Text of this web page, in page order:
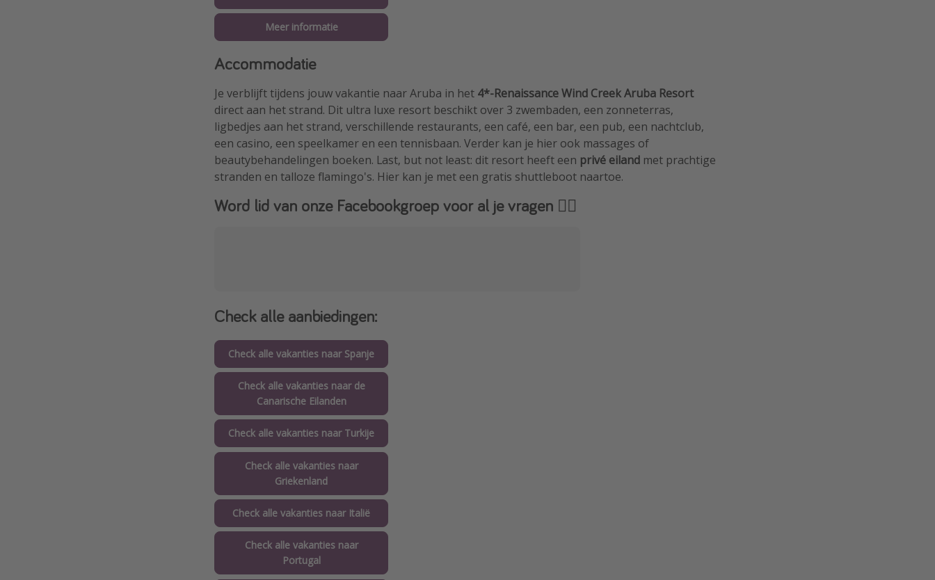
Meer informatie
Accommodatie
Je verblijft tijdens jouw vakantie naar Aruba in het 4*-Renaissance Wind Creek Aruba Resort
direct aan het strand. Dit ultra luxe resort beschikt over 3 zwembaden, een zonneterras,
ligbedjes aan het strand, verschillende restaurants, een café, een bar, een pub, een nachtclub,
een casino, een speelkamer en een tennisbaan. Verder kan je hier ook massages of
beautybehandelingen boeken. Last, but not least: dit resort heeft een privé eiland met prachtige
stranden en talloze flamingo's. Hier kan je met een gratis shuttleboot naartoe.
Word lid van onze Facebookgroep voor al je vragen 👇🏻
Check alle aanbiedingen:
Check alle vakanties naar Spanje
Check alle vakanties naar de
Canarische Eilanden
Check alle vakanties naar Turkije
Check alle vakanties naar
Griekenland
Check alle vakanties naar Italië
Check alle vakanties naar
Portugal